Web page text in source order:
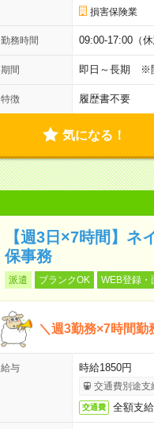
損害保険業
勤務時間 09:00-17:00（
期間 即日～長期 ※
特徴 履歴書不要
気になる！
【週3日×7時間】ネ
保事務
派遣 ブランクOK WEB登録・
＼週3勤務×7時間勤
給与 時給1850円
交通費別途支
交通費 全額支給